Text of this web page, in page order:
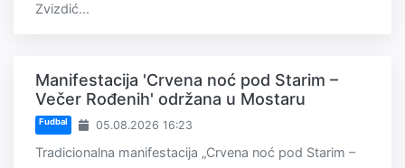
Zvizdić...
Manifestacija 'Crvena noć pod Starim –
Večer Rođenih' održana u Mostaru
Fudbal 05.08.2026 16:23
Tradicionalna manifestacija „Crvena noć pod Starim –